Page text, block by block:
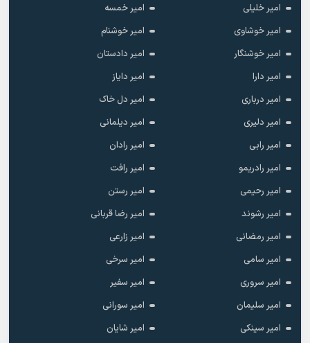
امیر خلیلی
امیر خمسه
امیر خوشاوی
امیر خوشنام
امیر خوشنگار
امیر دادستان
امیر دارا
امیر دایاز
امیر درباری
امیر دل خاک
امیر دلیری
امیر دیلمانی
امیر رابی
امیر رادان
امیر رادریمو
امیر رافت
امیر رحیمی
امیر رستن
امیر رشوند
امیر رضا قربانی
امیر رمضانی
امیر زارعی
امیر سامی
امیر سرخی
امیر سروری
امیر سفیر
امیر سلیمان
امیر سورانی
امیر سینکی
امیر شایان